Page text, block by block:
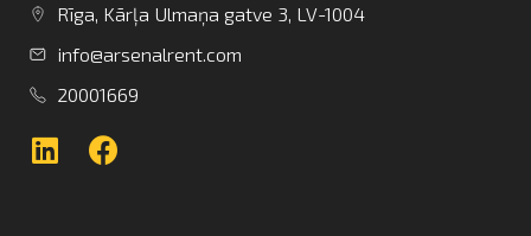
info@arsenalrent.com
+37120001669
Rīga, Kārļa Ulmaņa gatve 3, LV-1004
info@arsenalrent.com
20001669